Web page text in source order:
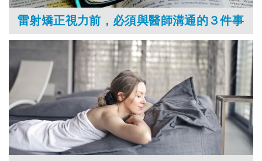
雷射矯正視力前，必須與醫師溝通的３件事